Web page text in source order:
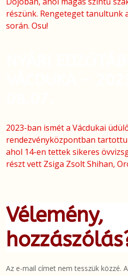
részünk. Rengeteget tanultunk
során. Osu!
2023-ban ismét a Vácdukai
rendezvényközpontban
ahol 14-en tettek sikeres
részt vett Zsiga Zsolt Shihan,
Vélemény,
Az e-mail címet nem tesszük közzé.